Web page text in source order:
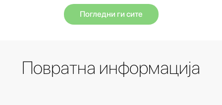
Погледни ги сите
Повратна информација